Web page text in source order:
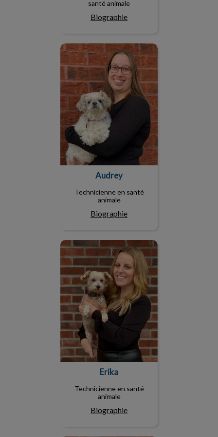
santé animale
Biographie
Audrey
Audrey
Technicienne en santé
animale
Biographie
Erika
Erika
Technicienne en santé
animale
Biographie